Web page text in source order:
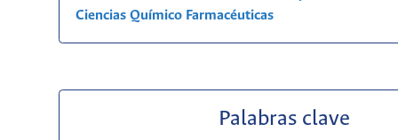
Ciencias Químico Farmacéuticas
Palabras clave